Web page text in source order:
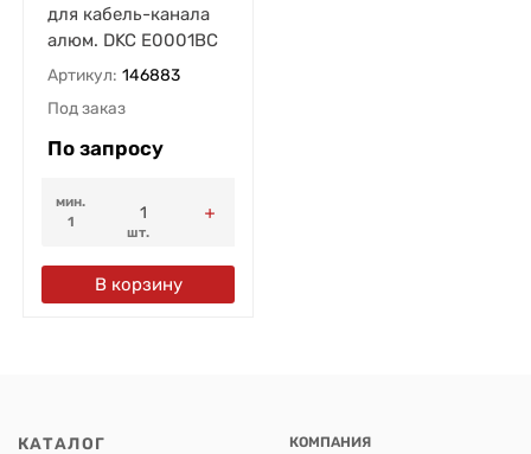
для кабель-канала
алюм. DKC E0001BC
Артикул: 146883
Под заказ
По запросу
мин.
1
шт.
В корзину
КАТАЛОГ КОМПАНИЯ